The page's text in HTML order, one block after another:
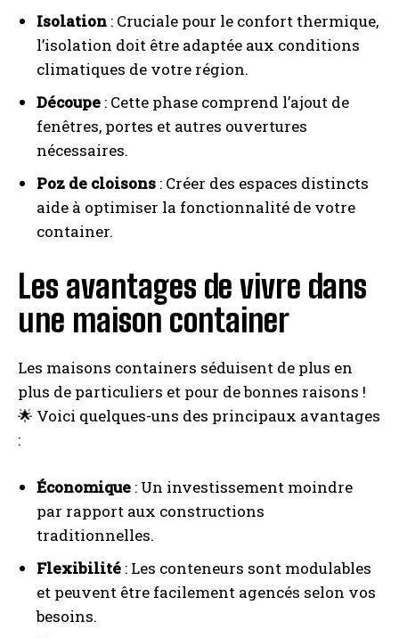
Isolation : Cruciale pour le confort thermique,
l’isolation doit être adaptée aux conditions
climatiques de votre région.
Découpe : Cette phase comprend l’ajout de
fenêtres, portes et autres ouvertures
nécessaires.
Poz de cloisons : Créer des espaces distincts
aide à optimiser la fonctionnalité de votre
container.
Les avantages de vivre dans
une maison container
Les maisons containers séduisent de plus en
plus de particuliers et pour de bonnes raisons !
🌟 Voici quelques-uns des principaux avantages
:
Économique : Un investissement moindre
par rapport aux constructions
traditionnelles.
Flexibilité : Les conteneurs sont modulables
et peuvent être facilement agencés selon vos
besoins.